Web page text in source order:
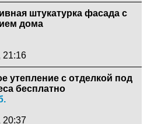
штукатурка фасада с
дома
21:16
утепление с отделкой под
бесплатно
20:37